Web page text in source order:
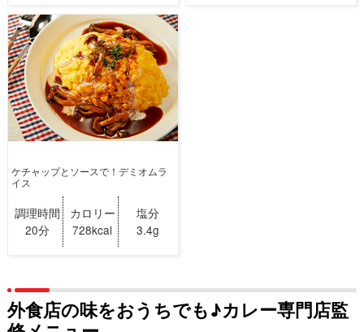
ケチャップとソースで！デミオムラ
イス
調理時間
20分
カロリー
728kcal
塩分
3.4g
外食店の味をおうちでも♪カレー専門店監